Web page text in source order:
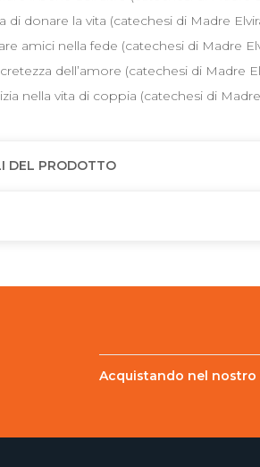
di donare la vita (catechesi di Madre
amici nella fede (catechesi di Madre
dell’amore (catechesi di Madre
nella vita di coppia (catechesi di
DEL PRODOTTO
Acquistando nel nostro